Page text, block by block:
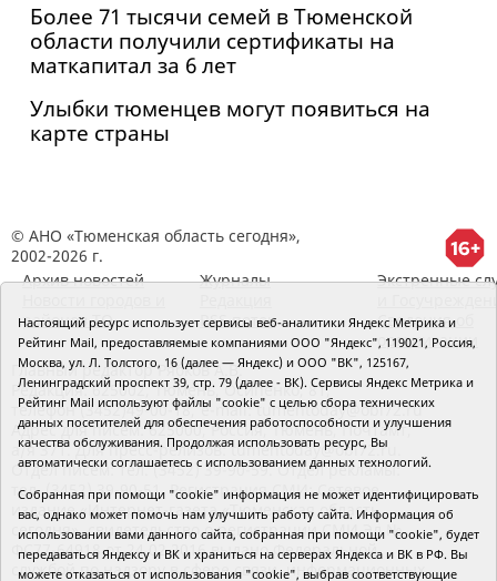
Более 71 тысячи семей в Тюменской
области получили сертификаты на
маткапитал за 6 лет
Улыбки тюменцев могут появиться на
карте страны
© АНО «Тюменская область сегодня»,
2002-2026 г.
Архив новостей
районов ТО
Журналы
RSS поток
Экстренные
Сведения об
организации
Главный редактор Рябков А.В.
Редакция: 625002, Тюмень, Осипенко, 81,
телефон (3452)49-00-18, e-mail: tumentoday@obl72.ru
Адрес для писем: 625000, Россия, Тюмень, Почтамт,
а/я 371. Для пресс-релизов: tumentoday@obl72.ru.
Отдел писем: тел. (3452) 39-90-59. Отдел рекламы:
тел. (3452) 39-90-51. Регистрация СМИ: Сетевое
издание «Интернет-газета «Тюменская область
сегодня», свидетельство о регистрации СМИ Эл №
ФС77-64918 от 24.02.2016 выдано Федеральной
службой по надзору в сфере связи, информационных
Настоящий ресурс использует сервисы веб-аналитики Яндекс Метрика и
Рейтинг Mail, предоставляемые компаниями ООО "Яндекс", 119021, Россия,
Москва, ул. Л. Толстого, 16 (далее — Яндекс) и ООО "ВК", 125167,
Ленинградский проспект 39, стр. 79 (далее - ВК). Сервисы Яндекс Метрика и
Рейтинг Mail используют файлы "cookie" с целью сбора технических
данных посетителей для обеспечения работоспособности и улучшения
качества обслуживания. Продолжая использовать ресурс, Вы
автоматически соглашаетесь с использованием данных технологий.
Собранная при помощи "cookie" информация не может идентифицировать
вас, однако может помочь нам улучшить работу сайта. Информация об
использовании вами данного сайта, собранная при помощи "cookie", будет
передаваться Яндексу и ВК и храниться на серверах Яндекса и ВК в РФ. Вы
можете отказаться от использования "cookie", выбрав соответствующие